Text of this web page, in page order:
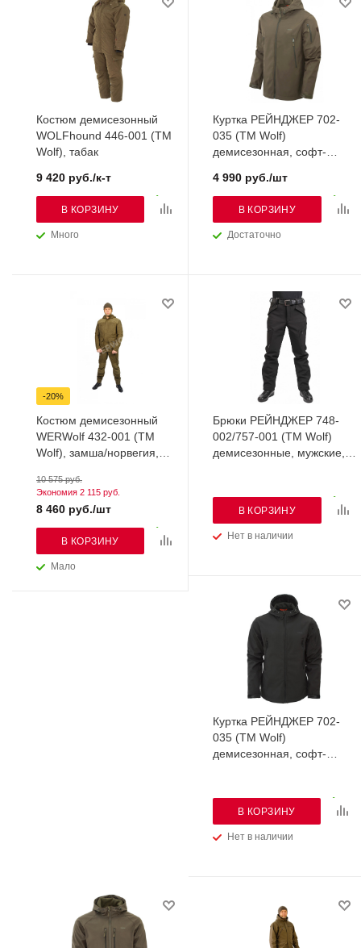
Костюм демисезонный
WOLFhound 446-001 (TM
Wolf), табак
Много
9 420 руб./к-т
В КОРЗИНУ
Куртка РЕЙНДЖЕР 702-
035 (TM Wolf)
демисезонная, софт-
Достаточно
4 990 руб./шт
В КОРЗИНУ
Костюм демисезонный
WERWolf 432-001 (TM
Wolf), замша/норвегия,
Мало
8 460 руб./шт
10 575 руб.
-20%
Экономия 2 115 руб.
В КОРЗИНУ
Брюки РЕЙНДЖЕР 748-
002/757-001 (TM Wolf)
демисезонные, мужские,
Нет в наличии
В КОРЗИНУ
Куртка РЕЙНДЖЕР 702-
035 (TM Wolf)
демисезонная, софт-
Нет в наличии
В КОРЗИНУ